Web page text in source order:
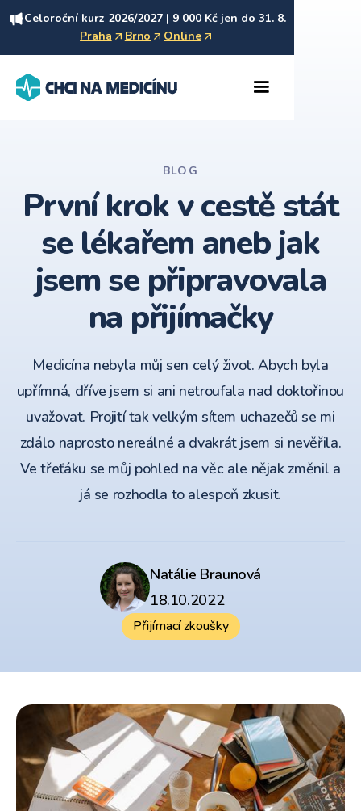
Celoroční kurz 2026/2027 | 9 000 Kč jen do 31. 8.
Praha
Brno Online
BLOG
První krok v cestě stát
se lékařem aneb jak
jsem se připravovala
na přijímačky
Medicína nebyla můj sen celý život. Abych byla
upřímná, dříve jsem si ani netroufala nad doktořinou
uvažovat. Projití tak velkým sítem uchazečů se mi
zdálo naprosto nereálné a dvakrát jsem si nevěřila.
Ve třeťáku se můj pohled na věc ale nějak změnil a
já se rozhodla to alespoň zkusit.
Natálie Braunová
18.10.2022
Přijímací zkoušky